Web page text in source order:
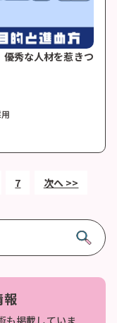
秀な人材を惹きつ
7 次へ >>
報